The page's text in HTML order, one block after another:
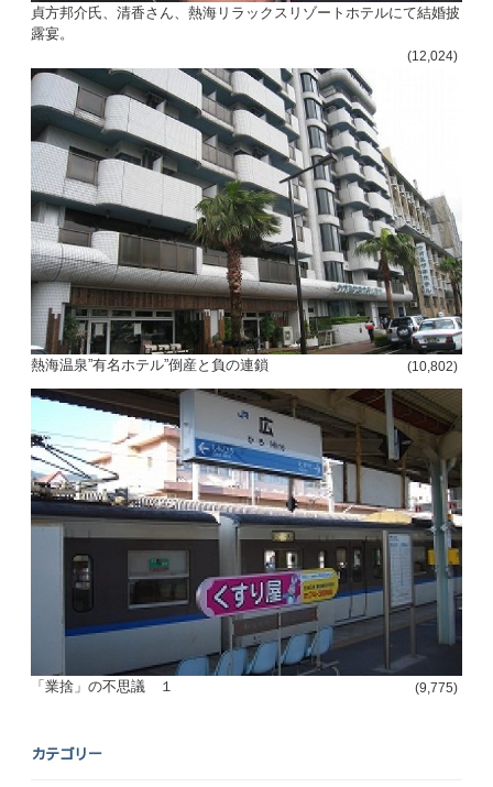
貞方邦介氏、清香さん、熱海リラックスリゾートホテルにて結婚披
露宴。
(12,024)
熱海温泉”有名ホテル”倒産と負の連鎖 (10,802)
「業捨」の不思議 １ (9,775)
カテゴリー